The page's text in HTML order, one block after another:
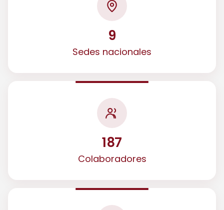
9
Sedes nacionales
187
Colaboradores